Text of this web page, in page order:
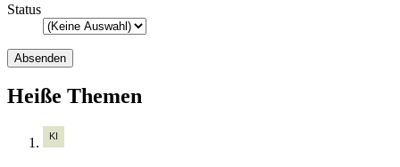
Status
Heiße Themen